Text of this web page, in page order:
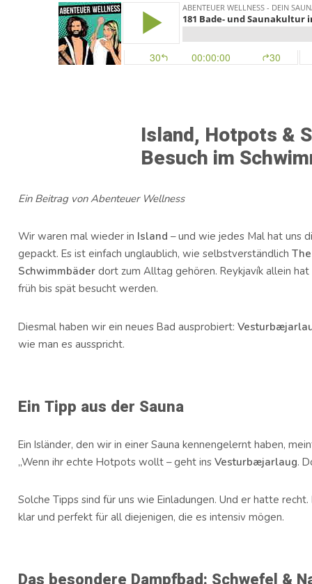
Island, Hotpots &
Besuch im
Ein Beitrag von Abenteuer Wellness
Wir waren mal wieder in Island – und wie jedes Mal hat uns
gepackt. Es ist einfach unglaublich, wie selbstverständlich
Schwimmbäderdort zum Alltag gehören. Reykjavík allein hat
früh bis spät besucht werden.
Diesmal haben wir ein neues Bad ausprobiert:
wie man es ausspricht.
Ein Tipp aus der Sauna
Ein Isländer, den wir in einer Sauna kennengelernt haben,
„Wenn ihr echte Hotpots wollt – geht ins Vesturbæjarlaug.
Solche Tipps sind für uns wie Einladungen. Und er hatte
klar und perfekt für all diejenigen, die es intensiv mögen.